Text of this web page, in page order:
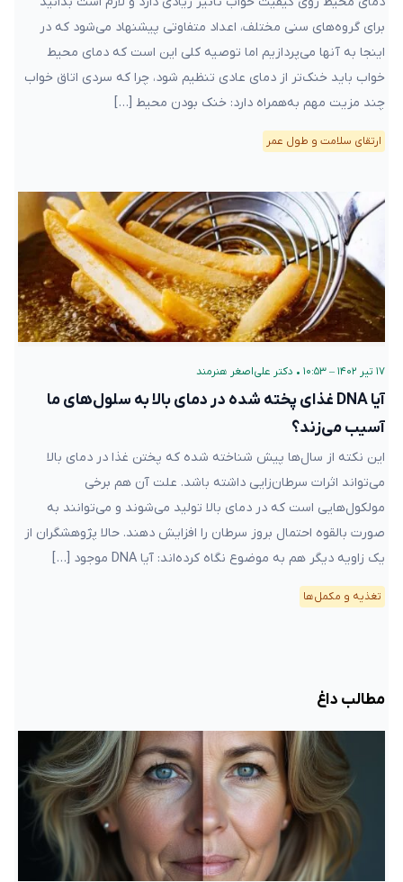
برای گروه‌های سنی مختلف، اعداد متفاوتی پیشنهاد می‌شود که در
اینجا به آنها می‌پردازیم اما توصیه کلی این است که دمای محیط
خواب باید خنک‌تر از دمای عادی تنظیم شود، چرا که سردی اتاق خواب
چند مزیت مهم به‌همراه دارد: خنک بودن محیط […]
ارتقای سلامت و طول عمر
۱۷ تیر ۱۴۰۲ – ۱۰:۵۳ • دکتر علی‌اصغر هنرمند
آیا DNA غذای پخته شده در دمای بالا به سلول‌های ما
آسیب می‌زند؟
این نکته از سال‌ها پیش شناخته شده که پختن غذا در دمای بالا
می‌تواند اثرات سرطان‌زایی داشته باشد. علت آن هم برخی
مولکول‌هایی است که در دمای بالا تولید می‌شوند و می‌توانند به
صورت بالقوه احتمال بروز سرطان را افزایش دهند. حالا پژوهشگران از
یک زاویه دیگر هم به موضوع نگاه کرده‌اند: آیا DNA موجود […]
تغذیه و مکمل‌ها
مطالب داغ